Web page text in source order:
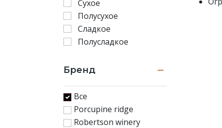
Сухое
Полусухое
Сладкое
Полусладкое
Бренд
Все
Porcupine ridge
Robertson winery